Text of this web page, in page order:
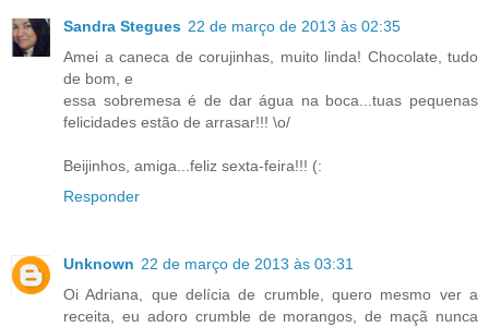
Sandra Stegues 22 de março de 2013 às 02:35
Amei a caneca de corujinhas, muito linda! Chocolate, tudo
de bom, e
essa sobremesa é de dar água na boca...tuas pequenas
felicidades estão de arrasar!!! \o/
Beijinhos, amiga...feliz sexta-feira!!! (:
Responder
Unknown 22 de março de 2013 às 03:31
Oi Adriana, que delícia de crumble, quero mesmo ver a
receita, eu adoro crumble de morangos, de maçã nunca